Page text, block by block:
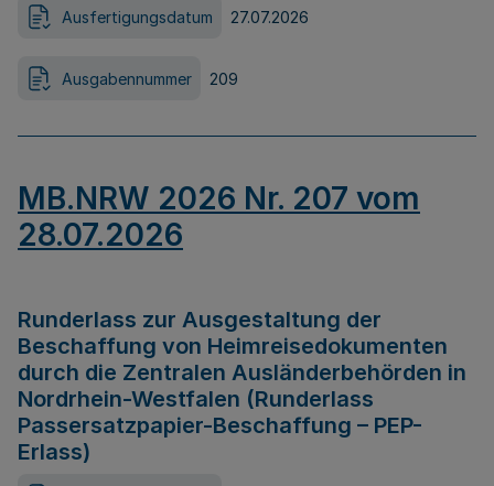
Ausfertigungsdatum 27.07.2026
Ausgabennummer 209
MB.NRW 2026 Nr. 207 vom
28.07.2026
Runderlass zur Ausgestaltung der
Beschaffung von Heimreisedokumenten
durch die Zentralen Ausländerbehörden in
Nordrhein-Westfalen (Runderlass
Passersatzpapier-Beschaffung – PEP-
Erlass)